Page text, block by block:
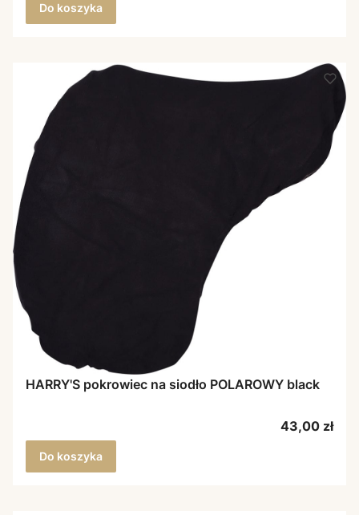
Do koszyka
HARRY'S pokrowiec na siodło POLAROWY black
Cena
43,00 zł
Do koszyka